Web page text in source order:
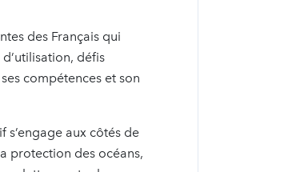
des Français qui
défis
compétences et son
s’engage aux côtés de
protection des océans,